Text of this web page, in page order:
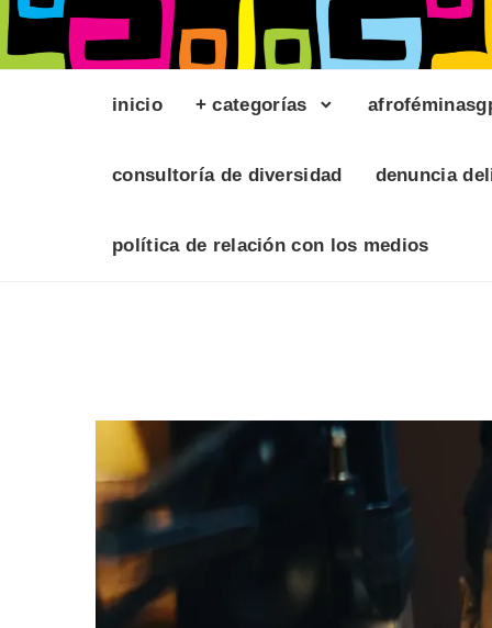
inicio + categorías
consultoría de diversidad denuncia
política de relación con los medios